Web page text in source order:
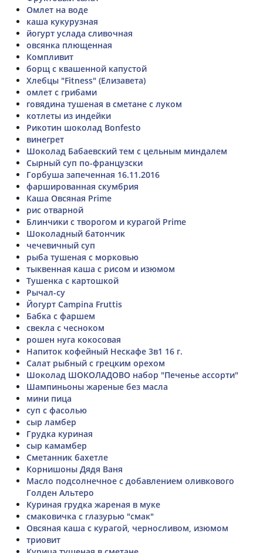
Омлет на воде
каша кукурузная
йогурт услада сливочная
овсянка плющенная
Компливит
борщ с квашенной капустой
Хлебцы "Fitness" (Елизавета)
омлет с грибами
говядина тушеная в сметане с луком
котлеты из индейки
Рикотин шоколад Bonfesto
винегрет
Шоколад Бабаевский тем с цельным миндалем
Сырный суп по-французски
Горбуша запеченная 16.11.2016
фаршированная скумбрия
Каша Овсяная Prime
рис отварной
Блинчики с творогом и курагой Prime
Шоколадный батончик
чечевичный суп
рыба тушеная с морковью
тыквенная каша с рисом и изюмом
Тушенка с картошкой
Рычал-су
Йогурт Campina Fruttis
Бабка с фаршем
свекла с чесноком
рошен нуга кокосовая
Напиток кофейный Нескафе 3в1 16 г.
Салат рыбный с грецким орехом
Шоколад ШОКОЛАДОВО набор "Печенье ассорти"
Шампиньоны жареные без масла
мини пица
суп с фасолью
сыр ламбер
Грудка куриная
сыр камамбер
Сметанник бахетле
Корнишоны Дядя Ваня
Масло подсолнечное с добавлением оливкового
Голден Альтеро
Куриная грудка жареная в муке
смаковичка с глазурью "смак"
Овсяная каша с курагой, черносливом, изюмом
триовит